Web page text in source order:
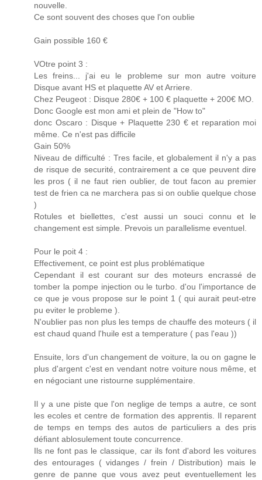
nouvelle.
Ce sont souvent des choses que l'on oublie
Gain possible 160 €
VOtre point 3 :
Les freins... j'ai eu le probleme sur mon autre voiture
Disque avant HS et plaquette AV et Arriere.
Chez Peugeot : Disque 280€ + 100 € plaquette + 200€ MO.
Donc Google est mon ami et plein de "How to"
donc Oscaro : Disque + Plaquette 230 € et reparation moi
même. Ce n'est pas difficile
Gain 50%
Niveau de difficulté : Tres facile, et globalement il n'y a pas
de risque de securité, contrairement a ce que peuvent dire
les pros ( il ne faut rien oublier, de tout facon au premier
test de frien ca ne marchera pas si on oublie quelque chose
)
Rotules et biellettes, c'est aussi un souci connu et le
changement est simple. Prevois un parallelisme eventuel.
Pour le poit 4 :
Effectivement, ce point est plus problématique
Cependant il est courant sur des moteurs encrassé de
tomber la pompe injection ou le turbo. d'ou l'importance de
ce que je vous propose sur le point 1 ( qui aurait peut-etre
pu eviter le probleme ).
N'oublier pas non plus les temps de chauffe des moteurs ( il
est chaud quand l'huile est a temperature ( pas l'eau ))
Ensuite, lors d'un changement de voiture, la ou on gagne le
plus d'argent c'est en vendant notre voiture nous même, et
en négociant une ristourne supplémentaire.
Il y a une piste que l'on neglige de temps a autre, ce sont
les ecoles et centre de formation des apprentis. Il reparent
de temps en temps des autos de particuliers a des pris
défiant ablosulement toute concurrence.
Ils ne font pas le classique, car ils font d'abord les voitures
des entourages ( vidanges / frein / Distribution) mais le
genre de panne que vous avez peut eventuellement les